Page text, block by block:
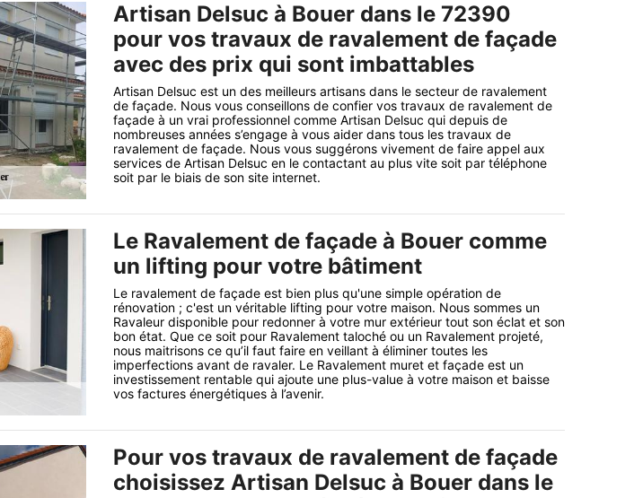
Artisan Delsuc à Bouer dans le 72390
pour vos travaux de ravalement de façade
avec des prix qui sont imbattables
Artisan Delsuc est un des meilleurs artisans dans le secteur de ravalement
de façade. Nous vous conseillons de confier vos travaux de ravalement de
façade à un vrai professionnel comme Artisan Delsuc qui depuis de
nombreuses années s’engage à vous aider dans tous les travaux de
ravalement de façade. Nous vous suggérons vivement de faire appel aux
services de Artisan Delsuc en le contactant au plus vite soit par téléphone
soit par le biais de son site internet.
Le Ravalement de façade à Bouer comme
un lifting pour votre bâtiment
Le ravalement de façade est bien plus qu'une simple opération de
rénovation ; c'est un véritable lifting pour votre maison. Nous sommes un
Ravaleur disponible pour redonner à votre mur extérieur tout son éclat et son
bon état. Que ce soit pour Ravalement taloché ou un Ravalement projeté,
nous maitrisons ce qu’il faut faire en veillant à éliminer toutes les
imperfections avant de ravaler. Le Ravalement muret et façade est un
investissement rentable qui ajoute une plus-value à votre maison et baisse
vos factures énergétiques à l’avenir.
Pour vos travaux de ravalement de façade
choisissez Artisan Delsuc à Bouer dans le